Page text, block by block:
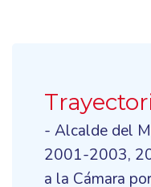
- Alcalde del
2001-2003,
a la Cámara